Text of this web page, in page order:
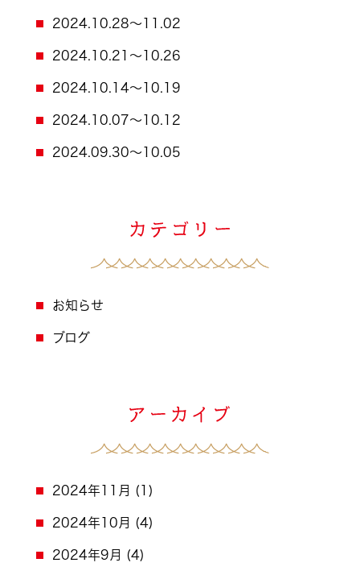
2024.10.28～11.02
2024.10.21～10.26
2024.10.14～10.19
2024.10.07～10.12
2024.09.30～10.05
お知らせ
ブログ
2024年11月 (1)
2024年10月 (4)
2024年9月 (4)